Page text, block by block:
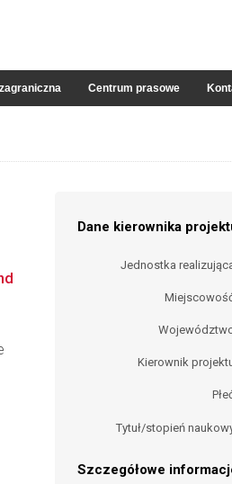
Centrum prasowe
Dane kierownika
Jednostka
Kierownik
Tytuł/stopień
Szczegółowe